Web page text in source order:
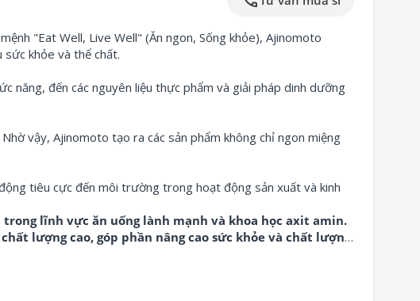
"Eat Well, Live Well" (Ăn ngon, Sống khỏe), Ajinomoto
khỏe và thể chất.
năng, đến các nguyên liệu thực phẩm và giải pháp dinh dưỡng
Nhờ vậy, Ajinomoto tạo ra các sản phẩm không chỉ ngon miệng
tiêu cực đến môi trường trong hoạt động sản xuất và kinh
lĩnh vực ăn uống lành mạnh và khoa học axit amin.
lượng cao, góp phần nâng cao sức khỏe và chất lượng